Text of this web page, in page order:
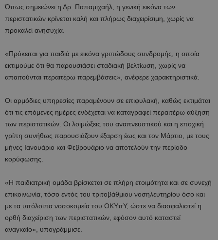
Όπως σημειώνει η Δρ. Παπαμιχαήλ, η γενική εικόνα των
περιστατικών κρίνεται καλή και πλήρως διαχειρίσιμη, χωρίς να
προκαλεί ανησυχία.
«Πρόκειται για παιδιά με εικόνα γριπώδους συνδρομής, η οποία
εκτιμούμε ότι θα παρουσιάσει σταδιακή βελτίωση, χωρίς να
απαιτούνται περαιτέρω παρεμβάσεις», ανέφερε χαρακτηριστικά.
Οι αρμόδιες υπηρεσίες παραμένουν σε επιφυλακή, καθώς εκτιμάται
ότι τις επόμενες ημέρες ενδέχεται να καταγραφεί περαιτέρω αύξηση
των περιστατικών. Οι λοιμώξεις του αναπνευστικού και η εποχική
γρίπη συνήθως παρουσιάζουν έξαρση έως και τον Μάρτιο, με τους
μήνες Ιανουάριο και Φεβρουάριο να αποτελούν την περίοδο
κορύφωσης.
«Η παιδιατρική ομάδα βρίσκεται σε πλήρη ετοιμότητα και σε συνεχή
επικοινωνία, τόσο εντός του τριτοβάθμιου νοσηλευτηρίου όσο και
με τα υπόλοιπα νοσοκομεία του ΟΚΥπΥ, ώστε να διασφαλιστεί η
ορθή διαχείριση των περιστατικών, εφόσον αυτό καταστεί
αναγκαίο», υπογράμμισε.